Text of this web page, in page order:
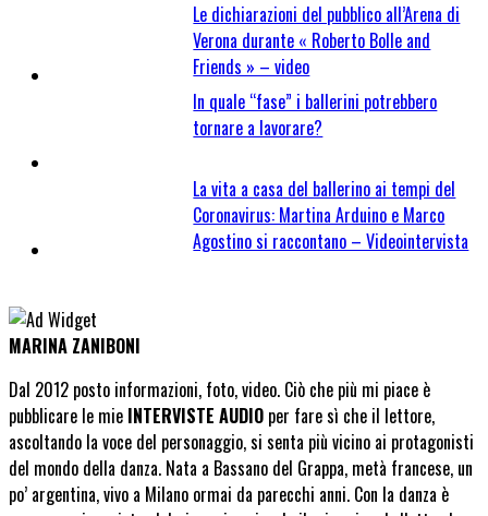
Le dichiarazioni del pubblico all’Arena di
Verona durante « Roberto Bolle and
Friends » – video
In quale “fase” i ballerini potrebbero
tornare a lavorare?
La vita a casa del ballerino ai tempi del
Coronavirus: Martina Arduino e Marco
Agostino si raccontano – Videointervista
MARINA ZANIBONI
Dal 2012 posto informazioni, foto, video. Ciò che più mi piace è
pubblicare le mie INTERVISTE AUDIO per fare sì che il lettore,
ascoltando la voce del personaggio, si senta più vicino ai protagonisti
del mondo della danza. Nata a Bassano del Grappa, metà francese, un
po’ argentina, vivo a Milano ormai da parecchi anni. Con la danza è